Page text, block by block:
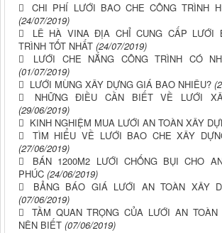
CHI PHÍ LƯỚI BAO CHE CÔNG TRÌNH
(24/07/2019)
LÊ HÀ VINA ĐỊA CHỈ CUNG CẤP LƯỚI
TRÌNH TỐT NHẤT (24/07/2019)
LƯỚI CHE NẮNG CÔNG TRÌNH CÓ
(01/07/2019)
LƯỚI MÙNG XÂY DỰNG GIÁ BAO NHIÊU?
NHỮNG ĐIỀU CẦN BIẾT VỀ LƯỚI
(29/06/2019)
KINH NGHIỆM MUA LƯỚI AN TOÀN XÂY
TÌM HIỂU VỀ LƯỚI BAO CHE XÂY
(27/06/2019)
BÁN 1200M2 LƯỚI CHỐNG BỤI CHO
PHÚC (24/06/2019)
BẢNG BÁO GIÁ LƯỚI AN TOÀN XÂY
(07/06/2019)
TẦM QUAN TRỌNG CỦA LƯỚI AN
NÊN BIẾT (07/06/2019)